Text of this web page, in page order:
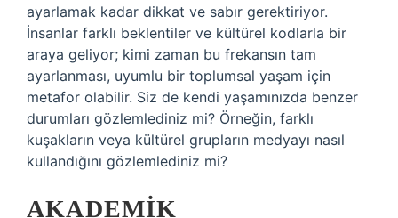
ayarlamak kadar dikkat ve sabır gerektiriyor.
İnsanlar farklı beklentiler ve kültürel kodlarla bir
araya geliyor; kimi zaman bu frekansın tam
ayarlanması, uyumlu bir toplumsal yaşam için
metafor olabilir. Siz de kendi yaşamınızda benzer
durumları gözlemlediniz mi? Örneğin, farklı
kuşakların veya kültürel grupların medyayı nasıl
kullandığını gözlemlediniz mi?
AKADEMIK